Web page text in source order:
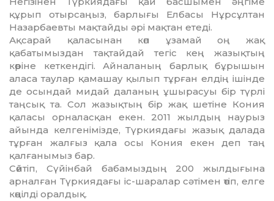
құрып отырсаңыз, барлығы Елбасы Нұрсұлтан
Назарбаевты мақтай­ды әрі мақтан етеді.
Ақсарай қаласынан көп ұзамай оң жақ
қабатымыздан тақтайдай тегіс кең жазықтың
көріне кеткендігі. Айналаның барлық бұрышын
аласа таулар қамашау қылып тұрған елдің ішінде
де осындай мидай даланың ұшырасуы бір түрлі
таң­сық та. Сол жазықтың бір жақ шетіне Кония
қаласы орналасқан екен. 2011 жылдың наурыз
айында келгенімізде, Түркиядағы жазық далада
тұрған жалғыз қала осы Кония екен деп таң
қалғанымыз бар.
Сөйтіп, Сүйінбай бабамыздың 200 жылдығына
арналған Түркиядағы іс-ша­ра­лар сәтімен өтіп, елге
көңілді орал­дық.